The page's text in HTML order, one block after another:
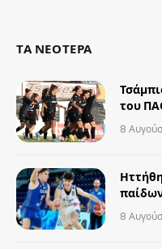
ΤΑ ΝΕΟΤΕΡΑ
του
8
8